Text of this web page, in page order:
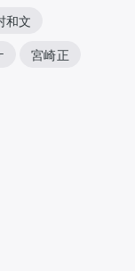
和文
宮崎正